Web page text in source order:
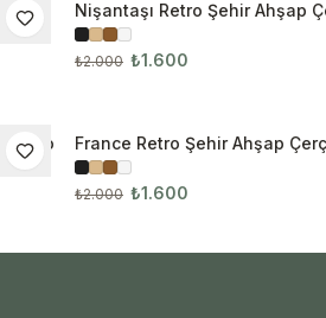
İNDIRIM
Nişantaşı Retro Şehir Ahşap
Tablo
₺2.000 ₺1.600
Tablo İNDIRIM
France Retro Şehir Ahşap
₺2.000 ₺1.600